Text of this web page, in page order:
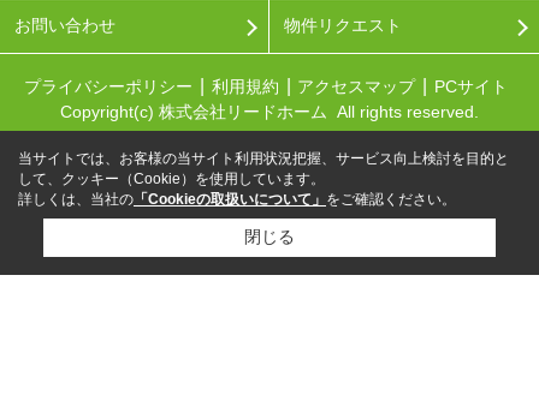
お問い合わせ 物件リクエスト
プライバシーポリシー 利用規約 アクセスマップ
PCサイト
Copyright(c) 株式会社リードホーム All rights reserved.
当サイトでは、お客様の当サイト利用状況把握、サービス向上検討を目的と
して、クッキー（Cookie）を使用しています。
詳しくは、当社の 「Cookieの取扱いについて」 をご確認ください。
閉じる